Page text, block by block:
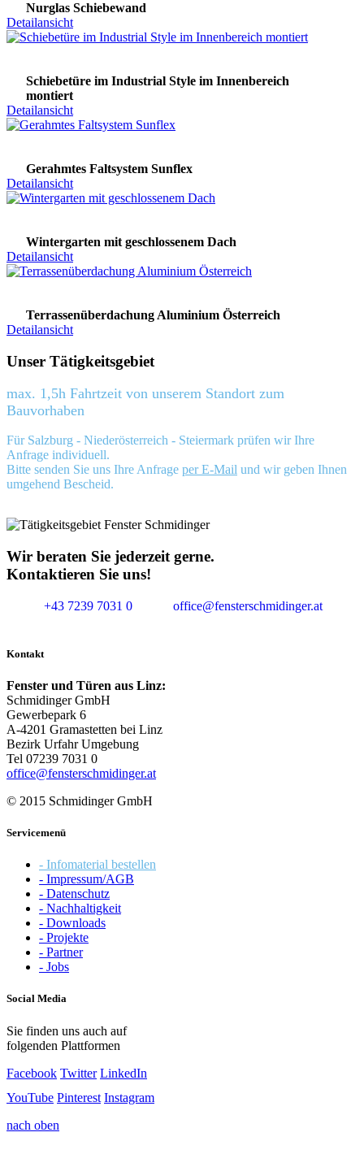
Nurglas Schiebewand
Detailansicht
Schiebetüre im Industrial Style im Innenbereich
montiert
Detailansicht
Gerahmtes Faltsystem Sunflex
Detailansicht
Wintergarten mit geschlossenem Dach
Detailansicht
Terrassenüberdachung Aluminium Österreich
Detailansicht
Unser Tätigkeitsgebiet
max. 1,5h Fahrtzeit von unserem Standort zum
Bauvorhaben
Für Salzburg - Niederösterreich - Steiermark prüfen wir Ihre
Anfrage individuell.
Bitte senden Sie uns Ihre Anfrage per E-Mail und wir geben Ihnen
umgehend Bescheid.
Wir beraten Sie jederzeit gerne.
Kontaktieren Sie uns!
+43 7239 7031 0 office@fensterschmidinger.at
Kontakt
Fenster und Türen aus Linz:
Schmidinger GmbH
Gewerbepark 6
A-4201 Gramastetten bei Linz
Bezirk Urfahr Umgebung
Tel 07239 7031 0
office@fensterschmidinger.at
© 2015 Schmidinger GmbH
Servicemenü
- Infomaterial bestellen
- Impressum/AGB
- Datenschutz
- Nachhaltigkeit
- Downloads
- Projekte
- Partner
- Jobs
Social Media
Sie finden uns auch auf
folgenden Plattformen
Facebook Twitter LinkedIn
YouTube Pinterest Instagram
nach oben